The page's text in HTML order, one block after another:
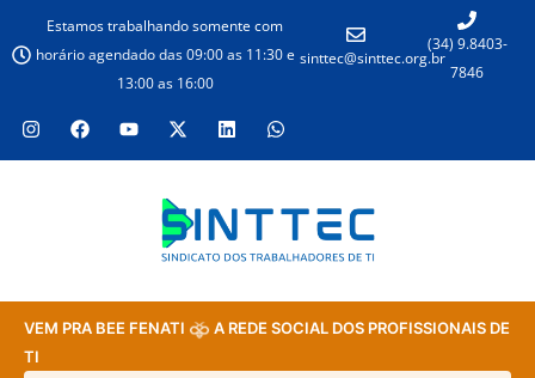
Estamos trabalhando somente com
horário agendado das 09:00 as 11:30 e
13:00 as 16:00
sinttec@sinttec.org.br
(34) 9.8403-
7846
VEM PRA BEE FENATI
A REDE SOCIAL DOS PROFISSIONAIS DE
TI